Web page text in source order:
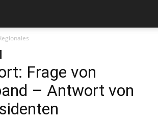
Frage von
– Antwort von